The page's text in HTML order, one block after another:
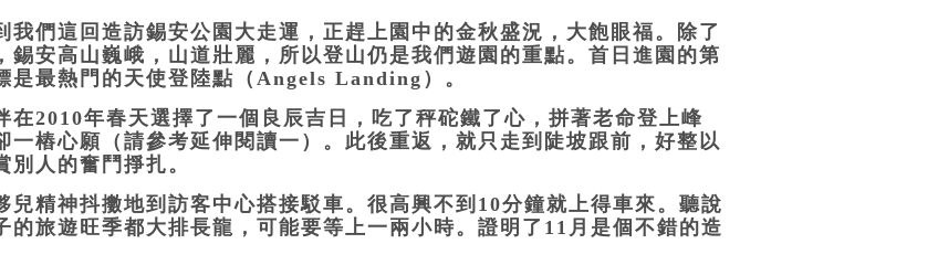
我們這回造訪錫安公園大走運，正趕上園中的金秋盛況，大飽眼福。除了
錫安高山巍峨，山道壯麗，所以登山仍是我們遊園的重點。首日進園的第
是最熱門的天使登陸點（Angels Landing）。
在2010年春天選擇了一個良辰吉日，吃了秤砣鐵了心，拼著老命登上峰
一樁心願（請參考延伸閱讀一）。此後重返，就只走到陡坡跟前，好整以
別人的奮鬥掙扎。
兒精神抖擻地到訪客中心搭接駁車。很高興不到10分鐘就上得車來。聽說
的旅遊旺季都大排長龍，可能要等上一兩小時。證明了11月是個不錯的造